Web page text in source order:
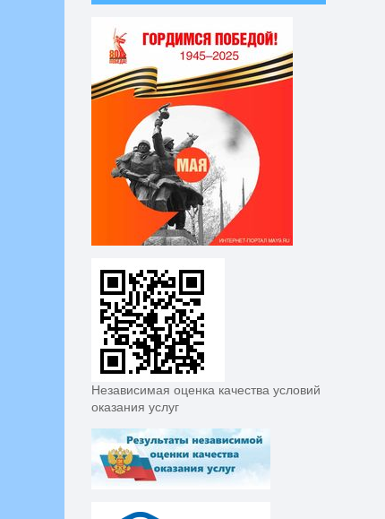
Независимая оценка качества условий
оказания услуг